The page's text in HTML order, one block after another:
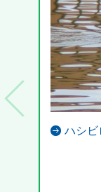
ハシビ